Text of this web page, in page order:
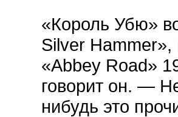
«Король Убю»
Silver
«Abbey Road»
говорит он. —
нибудь это